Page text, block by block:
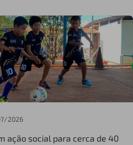
2026
ação social para cerca de 40